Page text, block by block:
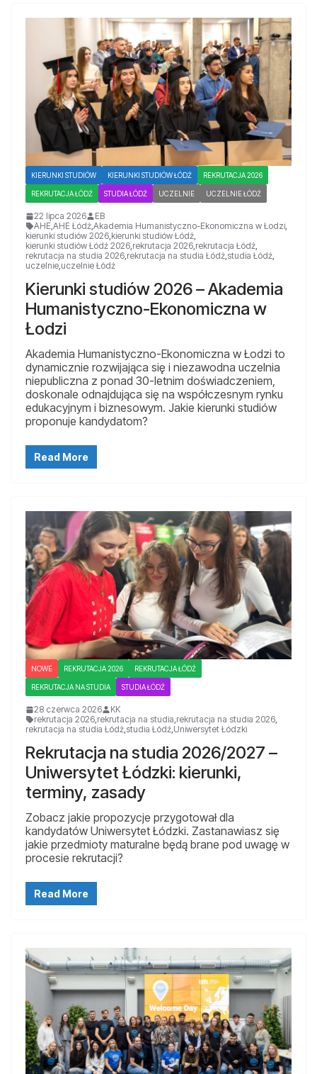
KIERUNKI STUDIÓW KIERUNKI STUDIÓW ŁÓDŹ REKRUTACJA 2026
REKRUTACJA ŁÓDŹ STUDIA ŁÓDŹ UCZELNIE UCZELNIE ŁÓDŹ
22 lipca 2026
EB
AHE AHE Łódź Akademia Humanistyczno-Ekonomiczna w Łodzi
kierunki studiów 2026 kierunki studiów Łódź
kierunki studiów Łódź 2026 rekrutacja 2026 rekrutacja Łódź
rekrutacja na studia 2026 rekrutacja na studia Łódź studia Łódź
uczelnie uczelnie Łódź
Kierunki studiów 2026 – Akademia
Humanistyczno-Ekonomiczna w
Łodzi
Akademia Humanistyczno-Ekonomiczna w Łodzi to
dynamicznie rozwijająca się i niezawodna uczelnia
niepubliczna z ponad 30-letnim doświadczeniem,
doskonale odnajdująca się na współczesnym rynku
edukacyjnym i biznesowym. Jakie kierunki studiów
proponuje kandydatom?
Read More
NOWE REKRUTACJA 2026 REKRUTACJA ŁÓDŹ
REKRUTACJA NA STUDIA STUDIA ŁÓDŹ
28 czerwca 2026
KK
rekrutacja 2026 rekrutacja na studia rekrutacja na studia 2026
rekrutacja na studia Łódź studia Łódź Uniwersytet Łódzki
Rekrutacja na studia 2026/2027 –
Uniwersytet Łódzki: kierunki,
terminy, zasady
Zobacz jakie propozycje przygotował dla
kandydatów Uniwersytet Łódzki. Zastanawiasz się
jakie przedmioty maturalne będą brane pod uwagę w
procesie rekrutacji?
Read More